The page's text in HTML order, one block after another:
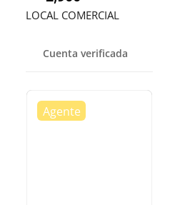
LOCAL COMERCIAL
Cuenta verificada